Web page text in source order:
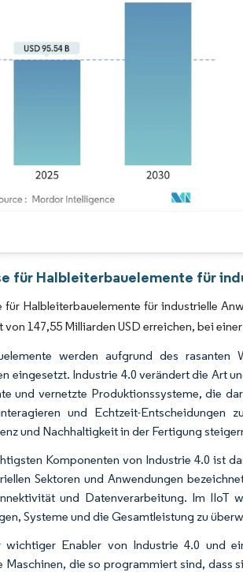
© Mordor Intelligence. Wiederverwendung erfordert
für Halbleiterbauelemente für
für Halbleiterbauelemente für industrielle
von 147,55 Milliarden USD erreichen, bei
werden aufgrund des
eingesetzt. Industrie 4.0 verändert die Art
und vernetzte Produktionssysteme, die
und Echtzeit-Entscheidungen
und Nachhaltigkeit in der Fertigung
Komponenten von Industrie 4.0 ist
Sektoren und Anwendungen
und Datenverarbeitung. Im IIoT
Systeme und die Gesamtleistung zu
wichtiger Enabler von Industrie 4.0 und
Maschinen, die so programmiert sind, dass